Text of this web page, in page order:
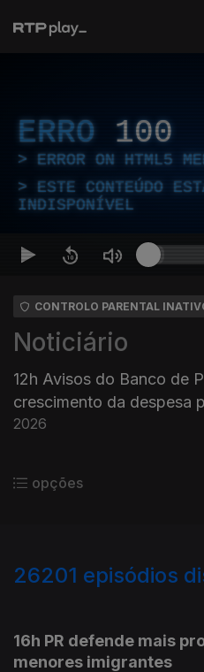
ERRO 100
ERROR ON HTML5
ESTE CONTEÚDO
INDISPONÍVEL
CONTROLO PARENTAL
Noticiário
12h Avisos do Banco de
crescimento da despesa
2026
opções
26201 episódios
16h PR defende mais
menores imigrantes